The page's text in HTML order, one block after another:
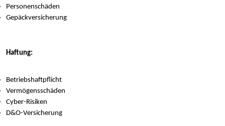
Personenschäden
Gepäckversicherung
Haftung:
Betriebshaftpflicht
Vermögensschäden
Cyber-Risiken
D&O-Versicherung